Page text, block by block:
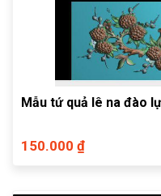
Mẫu tứ quả lê na đào
150.000 ₫